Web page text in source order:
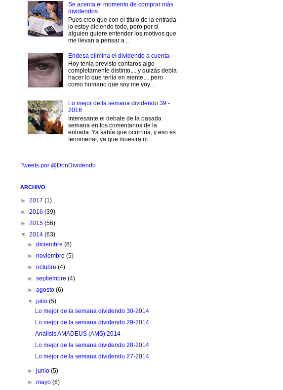
Se acerca el momento de comprar más
dividendos
Pues creo que con el título de la entrada
lo estoy diciendo todo, pero por si
alguien quiere entender los motivos que
me llevan a pensar a...
Endesa elimina el dividendo a cuenta
Hoy tenía previsto contaros algo
completamente distinto,... y quizás debía
hacer lo que tenía en mente,... pero
como humano que soy me voy...
Lo mejor de la semana dividendo 39 -
2016
Interesante el debate de la pasada
semana en los comentarios de la
entrada. Ya sabía que ocurriría, y eso es
fenomenal, ya que muestra m...
Tweets por @DonDividendo
ARCHIVO
► 2017 (1)
► 2016 (39)
► 2015 (56)
▼ 2014 (63)
►diciembre(6)
►noviembre(5)
►octubre(4)
►septiembre(4)
►agosto(6)
▼julio(5)
Lo mejor de la semana dividendo 30-2014
Lo mejor de la semana dividendo 29-2014
Análisis AMADEUS (AMS) 2014
Lo mejor de la semana dividendo 28-2014
Lo mejor de la semana dividendo 27-2014
►junio(5)
►mayo(6)